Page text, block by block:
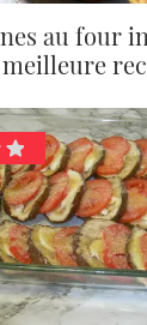
au four